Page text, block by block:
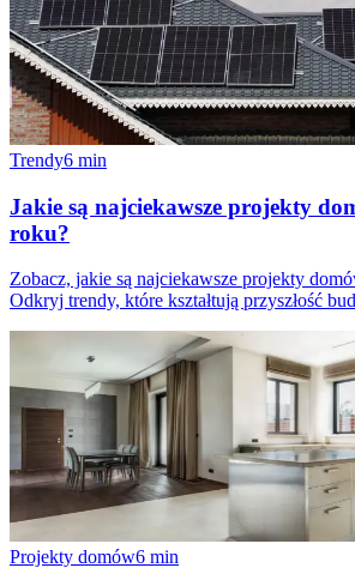
Trendy6 min
Jakie są najciekawsze projekty
roku?
Zobacz, jakie są najciekawsze projekty
Odkryj trendy, które kształtują przyszłość
Projekty domów6 min